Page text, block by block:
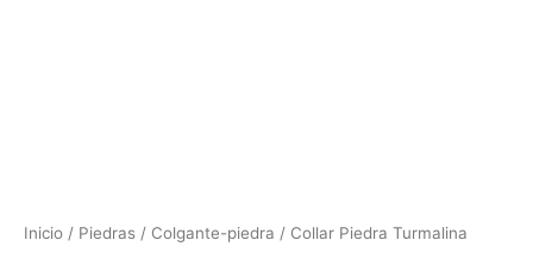
Inicio / Piedras / Colgante-piedra / Collar Piedra Turmalina